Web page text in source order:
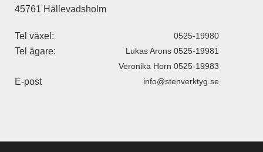
45761 Hällevadsholm
Tel växel: 0525-19980
Tel ägare:
Lukas Arons 0525-19981
Veronika Horn 0525-19983
E-post info@stenverktyg.se